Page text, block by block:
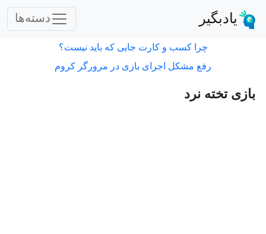
یادبگیر دسته‌ها
چرا کسب و کارت جایی که باید نیست؟
رفع مشکل اجرای بازی در مرورگر کروم
بازی تخته نرد